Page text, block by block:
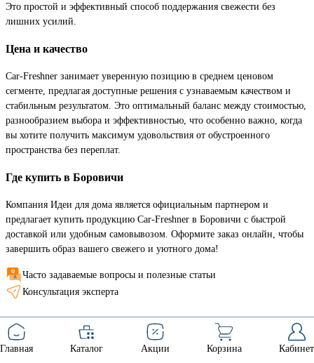
Это простой и эффективный способ поддержания свежести без
лишних усилий.
Цена и качество
Car-Freshner занимает уверенную позицию в среднем ценовом
сегменте, предлагая доступные решения с узнаваемым качеством и
стабильным результатом. Это оптимальный баланс между стоимостью,
разнообразием выбора и эффективностью, что особенно важно, когда
вы хотите получить максимум удовольствия от обустроенного
пространства без переплат.
Где купить в Боровичи
Компания Идеи для дома является официальным партнером и
предлагает купить продукцию Car-Freshner в Боровичи с быстрой
доставкой или удобным самовывозом. Оформите заказ онлайн, чтобы
завершить образ вашего свежего и уютного дома!
Часто задаваемые вопросы и полезные статьи
Консультация эксперта
Главная Каталог Акции Корзина Кабинет